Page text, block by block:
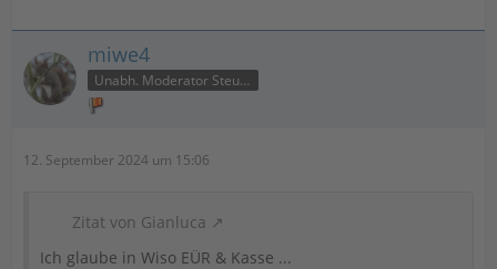
miwe4
Unabh. Moderator Steuer
12. September 2024 um 15:06
Zitat von Gianluca
Ich glaube in Wiso EÜR & Kasse ...